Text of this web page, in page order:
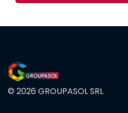
© 2026 GROUPASOL SRL